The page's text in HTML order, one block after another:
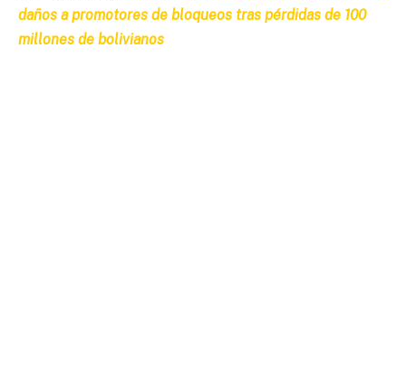
daños a promotores de bloqueos tras pérdidas de 100
millones de bolivianos